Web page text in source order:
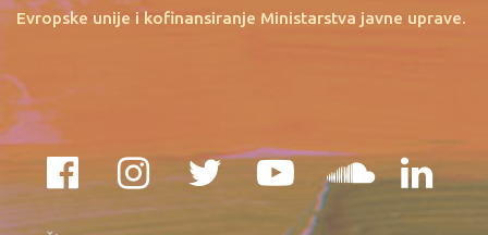
Evropske unije i kofinansiranje Ministarstva javne uprave.